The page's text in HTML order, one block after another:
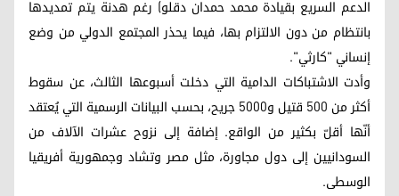
الدعم السريع بقيادة محمد حمدان دقلو) رغم هدنة يتم تمديدها
بانتظام من دون الالتزام بها، فيما يحذر المجتمع الدولي من وضع
إنساني "كارثي".
وأدت الاشتباكات الدامية التي دخلت أسبوعها الثالث، عن سقوط
أكثر من 500 قتيل و5000 جريح، بحسب البيانات الرسمية التي يُعتقد
أنّها أقلّ بكثير من الواقع. إضافة إلى نزوح عشرات الآلاف من
السودانيين إلى دول مجاورة، مثل مصر وتشاد وجمهورية أفريقيا
الوسطى.